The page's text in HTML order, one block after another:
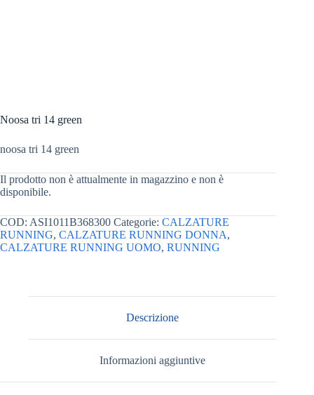
Noosa tri 14 green
noosa tri 14 green
Il prodotto non è attualmente in magazzino e non è
disponibile.
COD: ASI1011B368300 Categorie: CALZATURE
RUNNING, CALZATURE RUNNING DONNA,
CALZATURE RUNNING UOMO, RUNNING
Descrizione
Informazioni aggiuntive